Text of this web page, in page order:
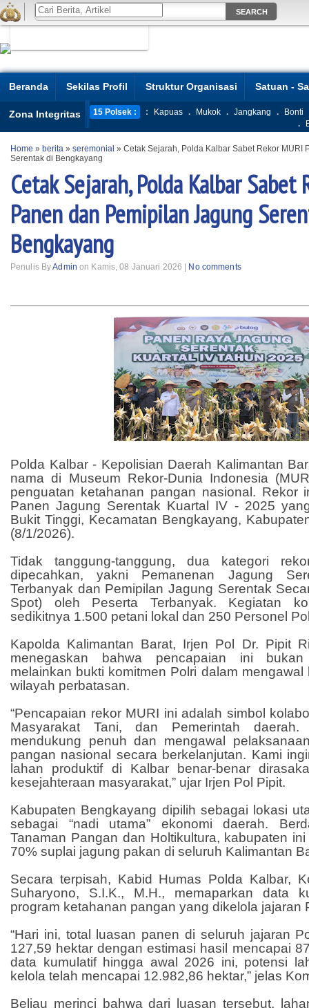
Beranda Sekilas Profil Struktur Organisasi Satuan -
Zona Integritas 15 Polsek : : Kapuas . Mukok . Jangkang .
Bonti
.
Home » berita » seremonial » Cetak Sejarah, Polda Kalbar Sabet Rekor MURI
Serentak di Bengkayang
Cetak Sejarah, Polda Kalbar Sabet
Panen dan Pemipilan Jagung
Bengkayang
Penulis ByAdmin on Kamis, 08 Januari 2026 | No comments
Polda Kalbar - Kepolisian Daerah Kalimantan
nama di Museum Rekor-Dunia Indonesia
penguatan ketahanan pangan nasional. Rekor
Panen Jagung Serentak Kuartal IV - 2025
Bukit Tinggi, Kecamatan Bengkayang,
(8/1/2026).
Tidak tanggung-tanggung, dua kategori
dipecahkan, yakni Pemanenan Jagung
Terbanyak dan Pemipilan Jagung Serentak
Spot) oleh Peserta Terbanyak. Kegiatan
sedikitnya 1.500 petani lokal dan 250 Personel
Kapolda Kalimantan Barat, Irjen Pol Dr. Pipit
menegaskan bahwa pencapaian ini
melainkan bukti komitmen Polri dalam
wilayah perbatasan.
“Pencapaian rekor MURI ini adalah simbol
Masyarakat Tani, dan Pemerintah
mendukung penuh dan mengawal
pangan nasional secara berkelanjutan. Kami
lahan produktif di Kalbar benar-benar
kesejahteraan masyarakat,” ujar Irjen Pol Pipit.
Kabupaten Bengkayang dipilih sebagai lokasi
sebagai “nadi utama” ekonomi daerah.
Tanaman Pangan dan Holtikultura, kabupaten
70% suplai jagung pakan di seluruh Kalimantan
Secara terpisah, Kabid Humas Polda Kalbar,
Suharyono, S.I.K., M.H., memaparkan data
program ketahanan pangan yang dikelola jajaran
“Hari ini, total luasan panen di seluruh jajaran
127,59 hektar dengan estimasi hasil mencapai
data kumulatif hingga awal 2026 ini, potensi
kelola telah mencapai 12.982,86 hektar,” jelas
Beliau merinci bahwa dari luasan tersebut,